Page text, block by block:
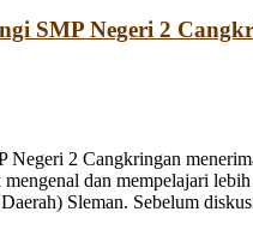
SMP Negeri 2
2 Cangkringan
mengenal dan mempelajari
Sleman. Sebelum